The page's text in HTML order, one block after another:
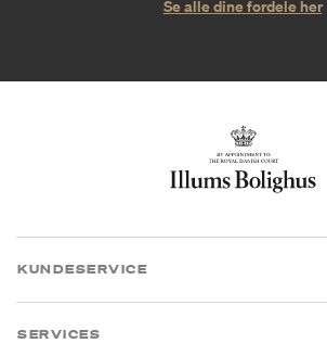
Se alle dine fordele her
KUNDESERVICE
SERVICES